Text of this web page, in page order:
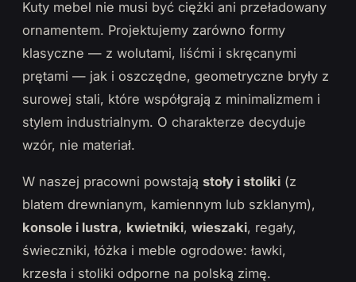
Kuty mebel nie musi być ciężki ani przeładowany
ornamentem. Projektujemy zarówno formy
klasyczne — z wolutami, liśćmi i skręcanymi
prętami — jak i oszczędne, geometryczne bryły z
surowej stali, które współgrają z minimalizmem i
stylem industrialnym. O charakterze decyduje
wzór, nie materiał.
W naszej pracowni powstają stoły i stoliki (z
blatem drewnianym, kamiennym lub szklanym),
konsole i lustra, kwietniki, wieszaki, regały,
świeczniki, łóżka i meble ogrodowe: ławki,
krzesła i stoliki odporne na polską zimę.